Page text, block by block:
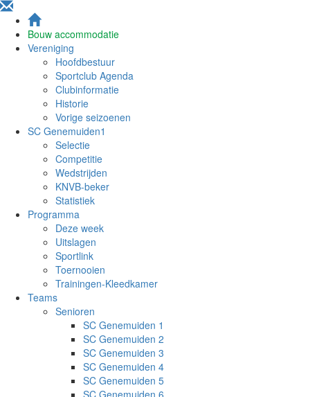
Bouw accommodatie
Vereniging
Hoofdbestuur
Sportclub Agenda
Clubinformatie
Historie
Vorige seizoenen
SC Genemuiden1
Selectie
Competitie
Wedstrijden
KNVB-beker
Statistiek
Programma
Deze week
Uitslagen
Sportlink
Toernooien
Trainingen-Kleedkamer
Teams
Senioren
SC Genemuiden 1
SC Genemuiden 2
SC Genemuiden 3
SC Genemuiden 4
SC Genemuiden 5
SC Genemuiden 6